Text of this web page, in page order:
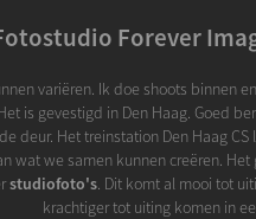
Forever
variëren. Ik doe shoots binnen
is gevestigd in Den Haag. Goed
deur. Het treinstation Den Haag
wat we samen kunnen creëren.
studiofoto's. Dit komt al mooi tot
krachtiger tot uiting komen in